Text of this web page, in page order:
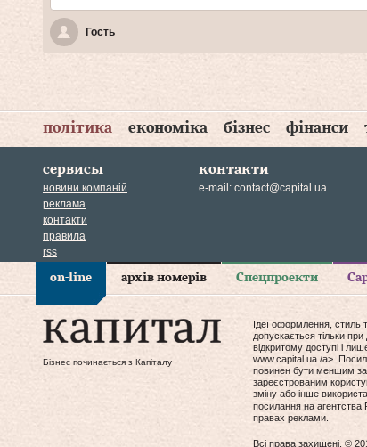
Гость
політика економіка бізнес фінанси
сервисы
новини компаній
реклама
контакти
правила
rss
контакти
e-mail: contact@capital.ua
on-line архів номерів Спецпроекти
Бізнес починається з Капіталу
Ідеї оформлення, стиль
допускається тільки
відкритому доступі і
www.capital.ua /a>.
повинен бути меншим за
зареєстрованим
зміну або інше
посилання на агентства
правах реклами.
Всі права захищені. ©